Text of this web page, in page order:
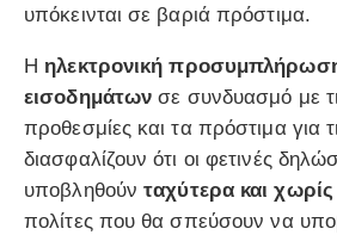
υπόκεινται σε βαριά πρόστιμα.
Η ηλεκτρονική
εισοδημάτων σε συνδυασμό με
προθεσμίες και τα πρόστιμα για
διασφαλίζουν ότι οι φετινές
υποβληθούνταχύτερα και
πολίτες που θα σπεύσουν να